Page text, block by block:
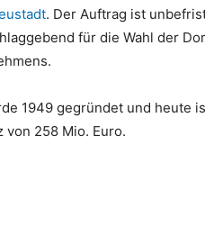
. Der Auftrag ist
für die Wahl der
1949 gegründet und heute
von 258 Mio. Euro.